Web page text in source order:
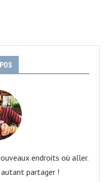
endroits où aller.
partager !